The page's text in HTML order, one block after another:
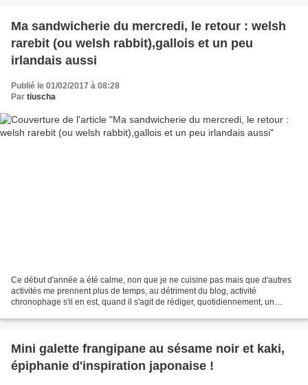
Ma sandwicherie du mercredi, le retour : welsh
rarebit (ou welsh rabbit),gallois et un peu
irlandais aussi
Publié le 01/02/2017 à 08:28
Par tiuscha
Ce début d'année a été calme, non que je ne cuisine pas mais que d'autres
activités me prennent plus de temps, au détriment du blog, activité
chronophage s'il en est, quand il s'agit de rédiger, quotidiennement, un
Mini galette frangipane au sésame noir et kaki,
épiphanie d'inspiration japonaise !